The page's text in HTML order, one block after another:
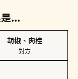
...
胡椒、肉桂
對方